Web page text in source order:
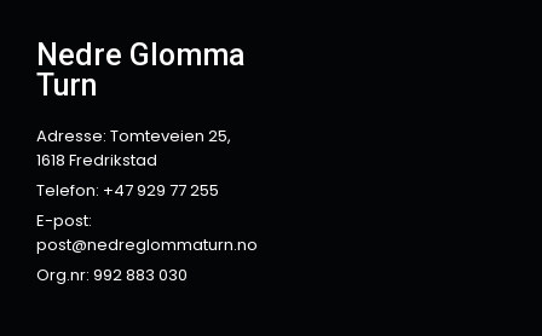
Nedre Glomma
Turn
Adresse: Tomteveien 25,
1618 Fredrikstad
Telefon: +47 929 77 255
E-post:
post@nedreglommaturn.no
Org.nr: 992 883 030